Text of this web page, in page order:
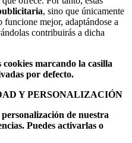
, sino que únicamente
mejor, adaptándose a
contribuirás a dicha
cookies marcando la casilla
por defecto.
Y PERSONALIZACIÓN
de nuestra
Puedes activarlas o